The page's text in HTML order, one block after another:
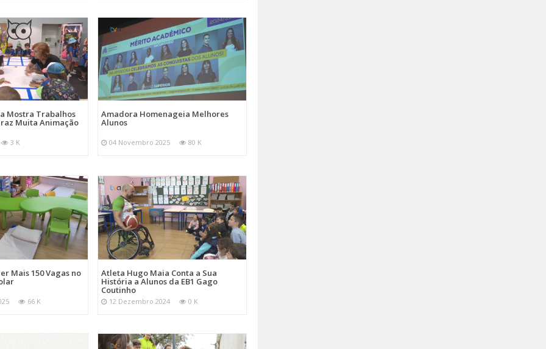
Mostra Trabalhos
Muita Animação
3 K
Amadora Homenageia Melhores
Alunos
04 Novembro 2025 80 K
Mais 150 Vagas no
66 K
Atleta Hugo Maia Conta a Sua
História a Alunos da EB1 Gago
Coutinho
12 Dezembro 2024 0 K